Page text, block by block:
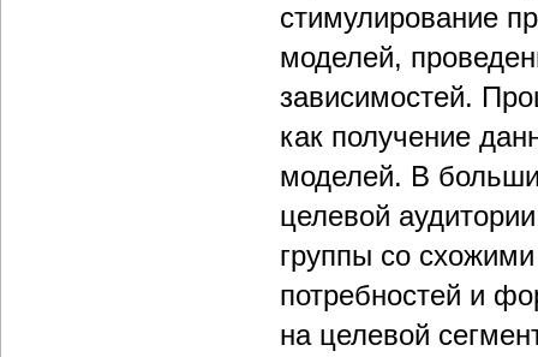
стимулирование
моделей,
зависимостей.
как получение
моделей. В
целевой
группы со
потребностей и
на целевой